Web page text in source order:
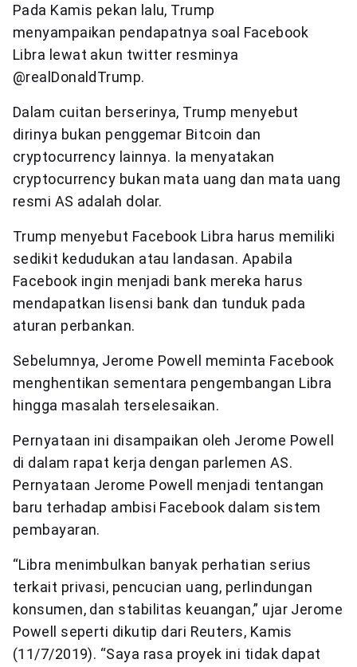
Pada Kamis pekan lalu, Trump
menyampaikan pendapatnya soal Facebook
Libra lewat akun twitter resminya
@realDonaldTrump.
Dalam cuitan berserinya, Trump menyebut
dirinya bukan penggemar Bitcoin dan
cryptocurrency lainnya. Ia menyatakan
cryptocurrency bukan mata uang dan mata uang
resmi AS adalah dolar.
Trump menyebut Facebook Libra harus memiliki
sedikit kedudukan atau landasan. Apabila
Facebook ingin menjadi bank mereka harus
mendapatkan lisensi bank dan tunduk pada
aturan perbankan.
Sebelumnya, Jerome Powell meminta Facebook
menghentikan sementara pengembangan Libra
hingga masalah terselesaikan.
Pernyataan ini disampaikan oleh Jerome Powell
di dalam rapat kerja dengan parlemen AS.
Pernyataan Jerome Powell menjadi tentangan
baru terhadap ambisi Facebook dalam sistem
pembayaran.
“Libra menimbulkan banyak perhatian serius
terkait privasi, pencucian uang, perlindungan
konsumen, dan stabilitas keuangan,” ujar Jerome
Powell seperti dikutip dari Reuters, Kamis
(11/7/2019). “Saya rasa proyek ini tidak dapat